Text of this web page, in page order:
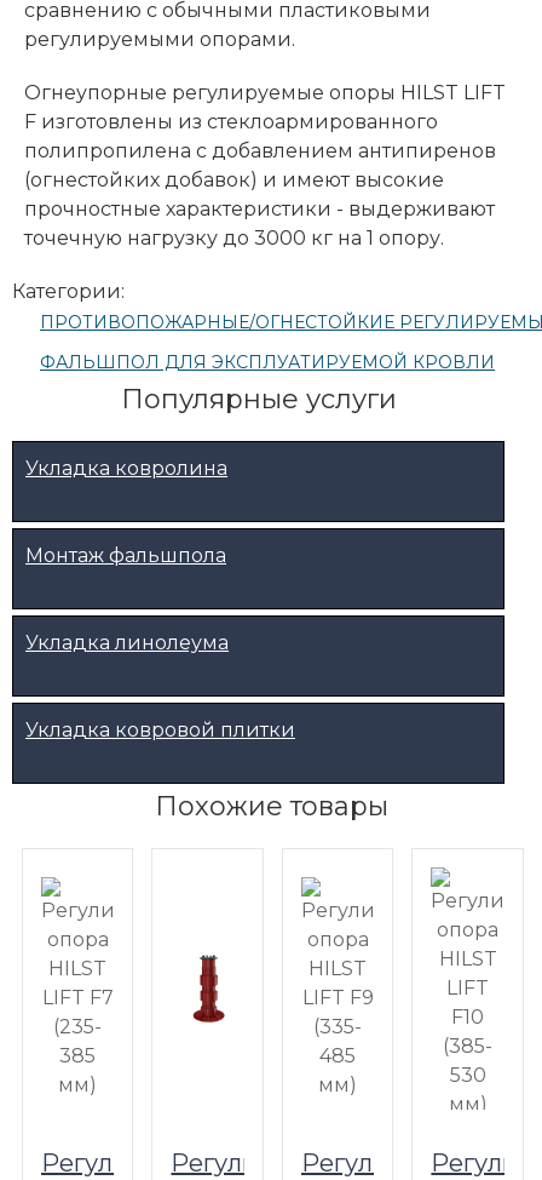
сравнению с обычными пластиковыми
регулируемыми опорами.
Огнеупорные регулируемые опоры HILST LIFT
F изготовлены из стеклоармированного
полипропилена с добавлением антипиренов
(огнестойких добавок) и имеют высокие
прочностные характеристики - выдерживают
точечную нагрузку до 3000 кг на 1 опору.
Категории:
ПРОТИВОПОЖАРНЫЕ/ОГНЕСТОЙКИЕ
ФАЛЬШПОЛ ДЛЯ ЭКСПЛУАТИРУЕМОЙ КРОВЛИ
Популярные услуги
Укладка ковролина
Монтаж фальшпола
Укладка линолеума
Укладка ковровой плитки
Похожие товары
РегулируемаяРегулируемаяРегулируемая